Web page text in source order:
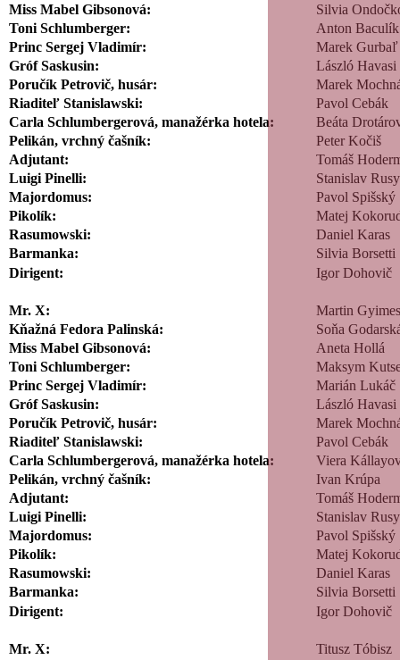
Miss Mabel Gibsonová:
Silvia
Toni Schlumberger:
Anton Baculík
Princ Sergej Vladimír:
Marek Gurbaľ
Gróf Saskusin:
László Havasi
Poručík Petrovič, husár:
Marek
Riaditeľ Stanislawski:
Pavol Cebák
Carla Schlumbergerová, manažérka hotela:
Beáta
Pelikán, vrchný čašník:
Peter Kočiš
Adjutant:
Tomáš
Luigi Pinelli:
Stanislav
Majordomus:
Pavol Spišský
Pikolík:
Matej
Rasumowski:
Daniel Karas
Barmanka:
Silvia Borsetti
Dirigent:
Igor Dohovič
Mr. X:
Martin
Kňažná Fedora Palinská:
Soňa
Miss Mabel Gibsonová:
Aneta Hollá
Toni Schlumberger:
Maksym
Princ Sergej Vladimír:
Marián Lukáč
Gróf Saskusin:
László Havasi
Poručík Petrovič, husár:
Marek
Riaditeľ Stanislawski:
Pavol Cebák
Carla Schlumbergerová, manažérka hotela:
Viera
Pelikán, vrchný čašník:
Ivan Krúpa
Adjutant:
Tomáš
Luigi Pinelli:
Stanislav
Majordomus:
Pavol Spišský
Pikolík:
Matej
Rasumowski:
Daniel Karas
Barmanka:
Silvia Borsetti
Dirigent:
Igor Dohovič
Mr. X:
Titusz Tóbisz